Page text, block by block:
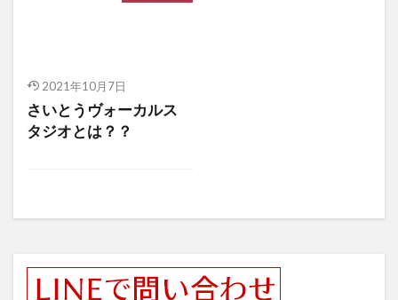
2021年10月7日
さいとうヴォーカルス
タジオとは？？